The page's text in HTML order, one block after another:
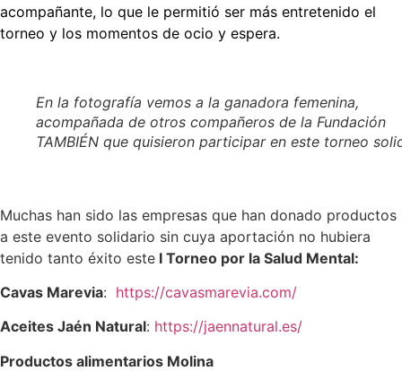
acompañante, lo que le permitió ser más entretenido el
torneo y los momentos de ocio y espera.
En la fotografía vemos a la ganadora femenina,
acompañada de otros compañeros de la Fundación
TAMBIÉN que quisieron participar en este torneo
Muchas han sido las empresas que han donado productos
a este evento solidario sin cuya aportación no hubiera
tenido tanto éxito este I Torneo por la Salud Mental:
Cavas Marevia: https://cavasmarevia.com/
Aceites Jaén Natural: https://jaennatural.es/
Productos alimentarios Molina